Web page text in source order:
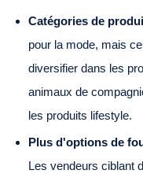
Catégories de
pour la mode, mais
diversifier dans les
animaux de
les produits lifestyle.
Plus d'options de
Les vendeurs ciblant